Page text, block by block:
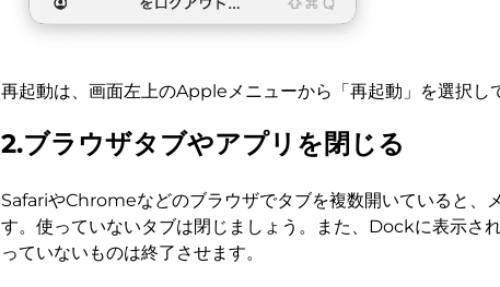
再起動は、画面左上のAppleメニューから「再起動」を選択し
2.ブラウザタブやアプリを閉じる
SafariやChromeなどのブラウザでタブを複数開いていると、
す。使っていないタブは閉じましょう。また、Dockに表示さ
っていないものは終了させます。